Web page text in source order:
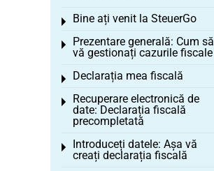
Bine ați venit la SteuerGo
Toggle menu
Prezentare generală: Cum să
vă gestionați cazurile fiscale
Toggle menu
Declarația mea fiscală
Toggle menu
Recuperare electronică de
date: Declarația fiscală
precompletată
Toggle menu
Introduceți datele: Așa vă
creați declarația fiscală
Toggle menu